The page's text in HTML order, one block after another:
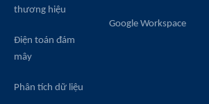
thương hiệu
Điện toán đám
mây
Phân tích dữ liệu
Google Workspace